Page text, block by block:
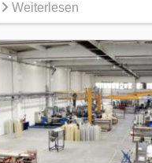
Weiterlesen